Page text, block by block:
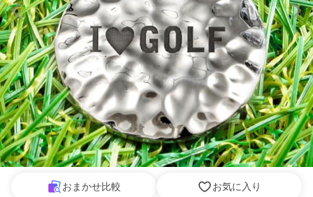
おまかせ比較 お気に入り